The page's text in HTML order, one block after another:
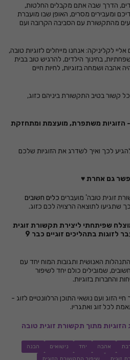
הדרך שבה אתם מקבלים החלטות,
ומעבירים מסרים, האופן שבו מועברת
מהתקשורת עם הסביבה הקרובה ועם
לקליניקה: אנחנו מייחלים לזוגיות טובה,
בחינוך הילדים, להרגיש טוב בבית
אהבה ושמחה בזוגיות, לחיות חיים
קשור בטיב התקשורת ביניהם כזוג,
הזוגיות משתפרת, מועצמת ומתחזקת
לכך ואיך לשדרג את הזוגיות שלכם
פשר גם אחרת♥
זוגית טובה' מועברים כלים חשובים
כך שתגיעו לתוצאה הרצויה לכם כזוג.
שפיתחתי ליצירת תקשורת זוגית
מקדמת ושדרוג הזוגיות, שמועבר לזוגות בתהליכים זוגיים כבר 9
האנושית ותגובות המוח יחד עם
שמובילים כולם יחד לשיפור
והחברות בזוגיות.
הזוג ועם נושאי התוכן הרלוונטיים לזוג -
לכל זוג ואתגריו.
הזוגיות מתוך תקשורת זוגית טובה
אהבה יחד נישואים
הבנה
זוגית שיפור התקשורת הזוגית